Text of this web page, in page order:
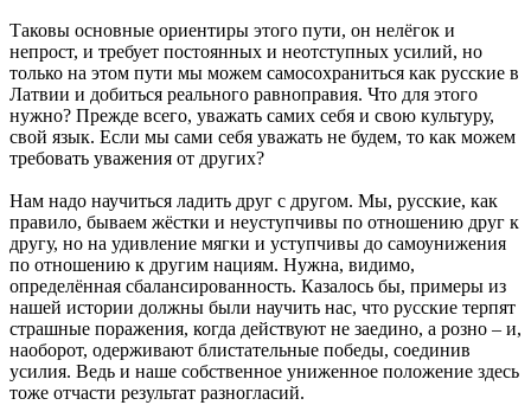
Таковы основные ориентиры этого пути, он нелёгок и
непрост, и требует постоянных и неотступных усилий, но
только на этом пути мы можем самосохраниться как русские в
Латвии и добиться реального равноправия. Что для этого
нужно? Прежде всего, уважать самих себя и свою культуру,
свой язык. Если мы сами себя уважать не будем, то как можем
требовать уважения от других?
Нам надо научиться ладить друг с другом. Мы, русские, как
правило, бываем жёстки и неуступчивы по отношению друг к
другу, но на удивление мягки и уступчивы до самоунижения
по отношению к другим нациям. Нужна, видимо,
определённая сбалансированность. Казалось бы, примеры из
нашей истории должны были научить нас, что русские терпят
страшные поражения, когда действуют не заедино, а розно – и,
наоборот, одерживают блистательные победы, соединив
усилия. Ведь и наше собственное униженное положение здесь
тоже отчасти результат разногласий.